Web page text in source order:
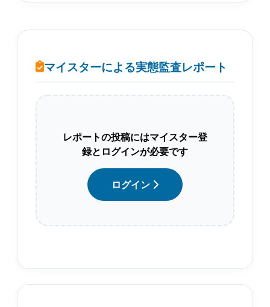
マイスターによる実態監査レポート
レポートの投稿にはマイスター登
録とログインが必要です
ログイン